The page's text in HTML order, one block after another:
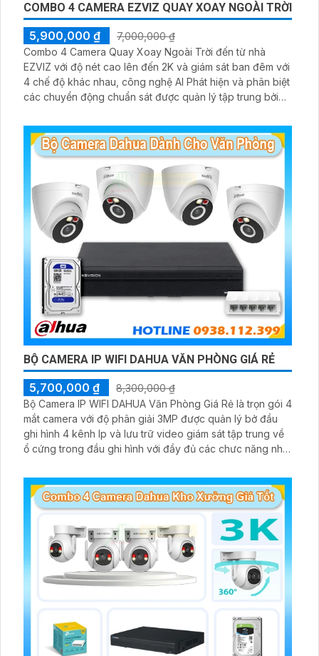
COMBO 4 CAMERA EZVIZ QUAY XOAY NGOÀI TRỜI
5,900,000 ₫
7,000,000 ₫
Combo 4 Camera Quay Xoay Ngoài Trời đến từ nhà
EZVIZ với độ nét cao lên đến 2K và giám sát ban đêm với
4 chế độ khác nhau, công nghệ AI Phát hiện và phân biệt
các chuyển động chuẩn sát được quản lý tập trung bởi
BỘ CAMERA IP WIFI DAHUA VĂN PHÒNG GIÁ RẺ
5,700,000 ₫
8,300,000 ₫
Bộ Camera IP WIFI DAHUA Văn Phòng Giá Rẻ là trọn gói 4
mắt camera với độ phân giải 3MP được quản lý bở đầu
ghi hình 4 kênh Ip và lưu trữ video giám sát tập trung về
ổ cứng trong đầu ghi hình với đầy đủ các chưc năng như
giám sát có màu vào ban đêm